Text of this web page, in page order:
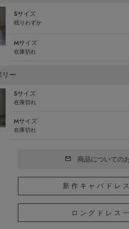
Sサイズ
残りわずか
Mサイズ
在庫切れ
ー
Sサイズ
在庫切れ
Mサイズ
在庫切れ
商品についての
新作キャバドレ
ロングドレス